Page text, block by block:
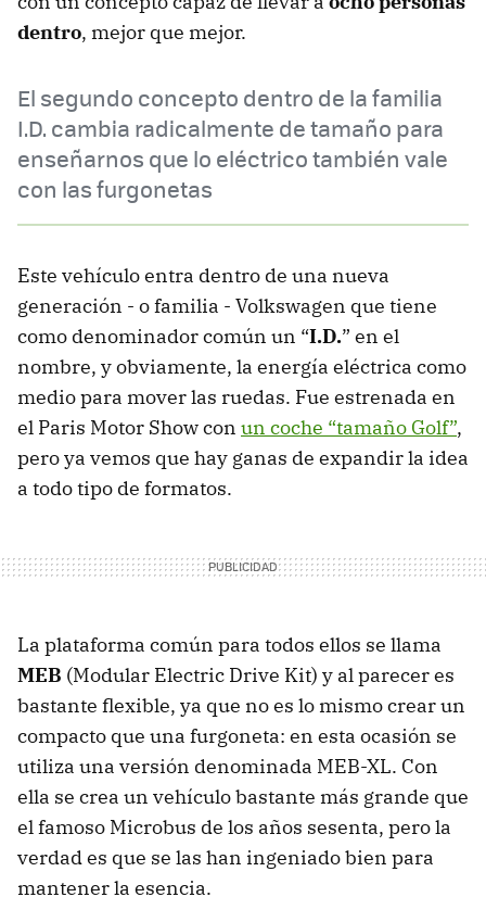
dentro, mejor que mejor.
El segundo concepto dentro de la familia
I.D. cambia radicalmente de tamaño para
enseñarnos que lo eléctrico también vale
con las furgonetas
Este vehículo entra dentro de una nueva
generación - o familia - Volkswagen que tiene
como denominador común un “I.D.” en el
nombre, y obviamente, la energía eléctrica como
medio para mover las ruedas. Fue estrenada en
el Paris Motor Show con un coche “tamaño Golf”,
pero ya vemos que hay ganas de expandir la idea
a todo tipo de formatos.
La plataforma común para todos ellos se llama
MEB (Modular Electric Drive Kit) y al parecer es
bastante flexible, ya que no es lo mismo crear un
compacto que una furgoneta: en esta ocasión se
utiliza una versión denominada MEB-XL. Con
ella se crea un vehículo bastante más grande que
el famoso Microbus de los años sesenta, pero la
verdad es que se las han ingeniado bien para
mantener la esencia.